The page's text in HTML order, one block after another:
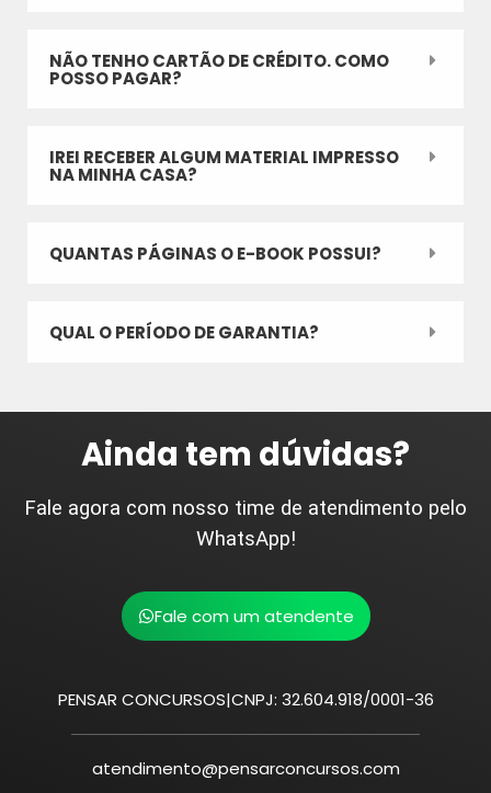
NÃO TENHO CARTÃO DE CRÉDITO. COMO
POSSO PAGAR?
IREI RECEBER ALGUM MATERIAL IMPRESSO
NA MINHA CASA?
QUANTAS PÁGINAS O E-BOOK POSSUI?
QUAL O PERÍODO DE GARANTIA?
Ainda tem dúvidas?
Fale agora com nosso time de atendimento pelo
WhatsApp!
Fale com um atendente
PENSAR CONCURSOS|CNPJ: 32.604.918/0001-36
atendimento@pensarconcursos.com